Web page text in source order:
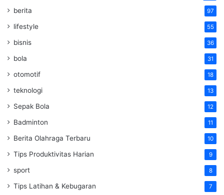
berita 97
lifestyle 55
bisnis 36
bola 31
otomotif 18
teknologi 13
Sepak Bola 12
Badminton 11
Berita Olahraga Terbaru 10
Tips Produktivitas Harian 9
sport 8
Tips Latihan & Kebugaran 7